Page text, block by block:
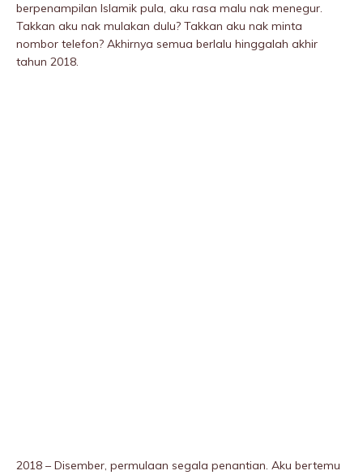
berpenampilan Islamik pula, aku rasa malu nak menegur.
Takkan aku nak mulakan dulu? Takkan aku nak minta
nombor telefon? Akhirnya semua berlalu hinggalah akhir
tahun 2018.
2018 – Disember, permulaan segala penantian. Aku bertemu